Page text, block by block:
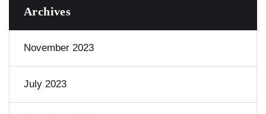
Archives
November 2023
July 2023